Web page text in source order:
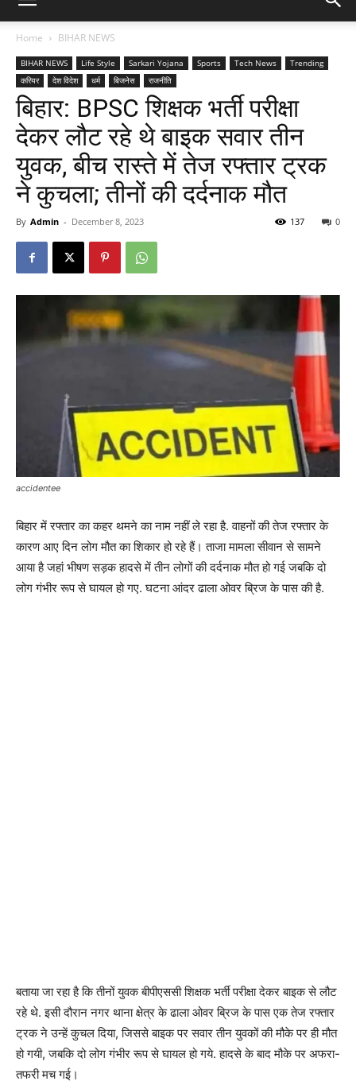
Home BIHAR NEWS
BIHAR NEWS Life Style Sarkari Yojana Sports Tech News
Trending
करियर
देश विदेश धर्म बिजनेस राजनीति
बिहार: BPSC शिक्षक भर्ती परीक्षा
देकर लौट रहे थे बाइक सवार तीन
युवक, बीच रास्ते में तेज रफ्तार ट्रक
ने कुचला; तीनों की दर्दनाक मौत
By Admin - December 8, 2023 0
137
accidentee
बिहार में रफ्तार का कहर थमने का नाम नहीं ले रहा है. वाहनों की तेज रफ्तार के
कारण आए दिन लोग मौत का शिकार हो रहे हैं। ताजा मामला सीवान से सामने
आया है जहां भीषण सड़क हादसे में तीन लोगों की दर्दनाक मौत हो गई जबकि दो
लोग गंभीर रूप से घायल हो गए. घटना आंदर ढाला ओवर ब्रिज के पास की है.
बताया जा रहा है कि तीनों युवक बीपीएससी शिक्षक भर्ती परीक्षा देकर बाइक से लौट
रहे थे. इसी दौरान नगर थाना क्षेत्र के ढाला ओवर ब्रिज के पास एक तेज रफ्तार
ट्रक ने उन्हें कुचल दिया, जिससे बाइक पर सवार तीन युवकों की मौके पर ही मौत
हो गयी, जबकि दो लोग गंभीर रूप से घायल हो गये. हादसे के बाद मौके पर अफरा-
तफरी मच गई।